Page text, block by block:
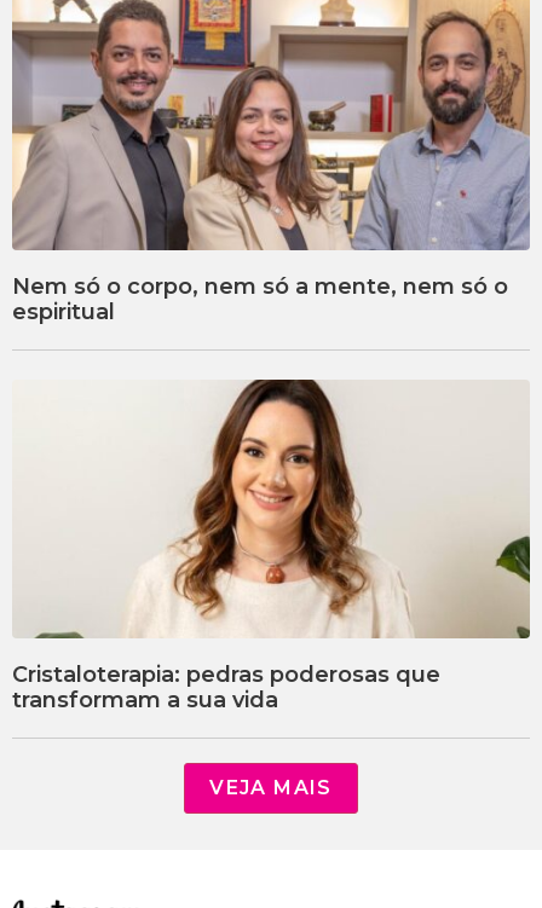
Nem só o corpo, nem só a mente, nem só o
espiritual
Cristaloterapia: pedras poderosas que
transformam a sua vida
VEJA MAIS